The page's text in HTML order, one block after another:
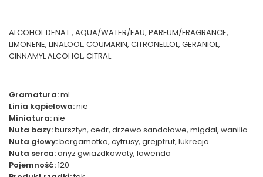
ALCOHOL DENAT., AQUA/WATER/EAU, PARFUM/FRAGRANCE,
LIMONENE, LINALOOL, COUMARIN, CITRONELLOL, GERANIOL,
CINNAMYL ALCOHOL, CITRAL
Gramatura:ml
Linia kąpielowa:nie
Miniatura:nie
Nuta bazy:bursztyn, cedr, drzewo sandałowe, migdał, wanilia
Nuta głowy:bergamotka, cytrusy, grejpfrut, lukrecja
Nuta serca:anyż gwiazdkowaty, lawenda
Pojemność:120